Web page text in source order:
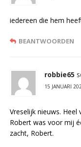
iedereen die hem
BEANTWOORDEN
robbie65
15 JANUARI
Vreselijk nieuws.
Robert was voor mij
zacht, Robert.